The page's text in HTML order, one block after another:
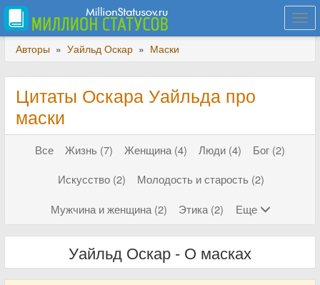
Авторы » Уайльд Оскар » Маски
Цитаты Оскара Уайльда про
маски
Все Жизнь (7) Женщина (4) Люди (4)
Бог (2)
Искусство (2)
Молодость и старость (2)
Мужчина и женщина (2)
Этика (2) Еще
Уайльд Оскар - О масках